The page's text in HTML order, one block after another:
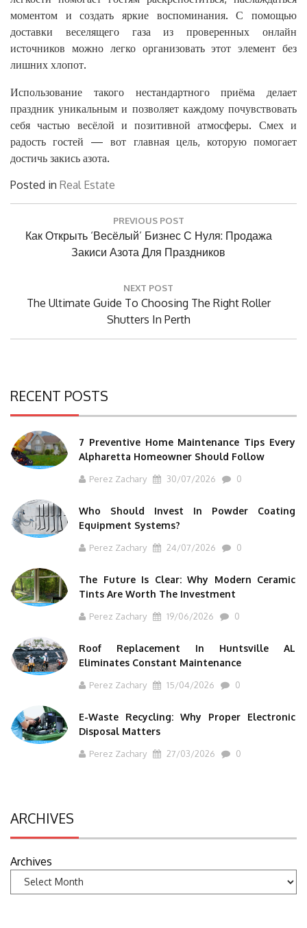
моментом и создать яркие воспоминания. С помощью
доставки веселящего газа из проверенных онлайн
источников можно легко организовать этот элемент без
лишних хлопот.
Использование такого нестандартного приёма делает
праздник уникальным и позволяет каждому почувствовать
себя частью весёлой и позитивной атмосферы. Смех и
радость гостей — вот главная цель, которую помогает
достичь закись азота.
Posted in Real Estate
PREVIOUS POST
Previous
Как Открыть ‘весёлый’ Бизнес С Нуля: Продажа
Закиси Азота Для Праздников
NEXT POST
Next
The Ultimate Guide To Choosing The Right Roller
Shutters In Perth
RECENT POSTS
7 Preventive Home Maintenance Tips Every
Alpharetta Homeowner Should Follow
Perez Zachary 30/07/2026 0
Who Should Invest In Powder Coating
Equipment Systems?
Perez Zachary 24/07/2026 0
The Future Is Clear: Why Modern Ceramic
Tints Are Worth The Investment
Perez Zachary 19/06/2026 0
Roof Replacement In Huntsville AL
Eliminates Constant Maintenance
Perez Zachary 15/04/2026 0
E-Waste Recycling: Why Proper Electronic
Disposal Matters
Perez Zachary 27/03/2026 0
ARCHIVES
Archives